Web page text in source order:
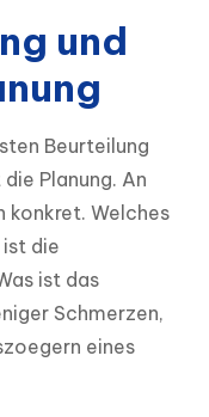
und
Beurteilung
Planung. An
konkret. Welches
die
ist das
Schmerzen,
eines